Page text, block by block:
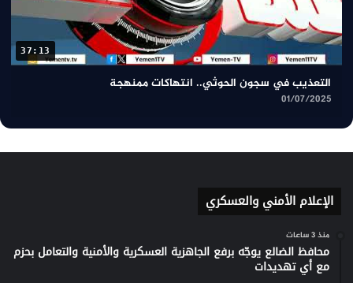
37:13
التعذيب في سجون الحوثي.. انتهاكات ممنهجة
01/07/2025
الإعلام الأمني والعسكري
منذ 3 ساعات
محافظ الضالع يوجّه برفع الجاهزية العسكرية والأمنية والتعامل بحزم
مع أي تهديدات